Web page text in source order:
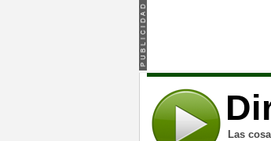
Las